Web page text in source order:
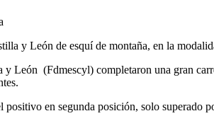
y León de esquí de montaña, en la
León (Fdmescyl) completaron una gran
en segunda posición, solo superado